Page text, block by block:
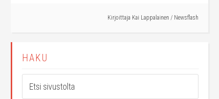
Kirjoittaja Kai Lappalainen / Newsflash
HAKU